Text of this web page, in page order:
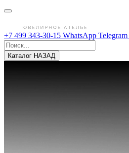
+7 499 343-30-15 WhatsApp Telegram
Каталог НАЗАД